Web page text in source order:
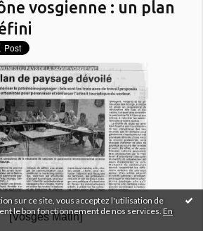
sur ce site, vous acceptez l'utilisation de
le bon fonctionnement de nos services. En
vosgienne : un plan
[Vosges Matin]